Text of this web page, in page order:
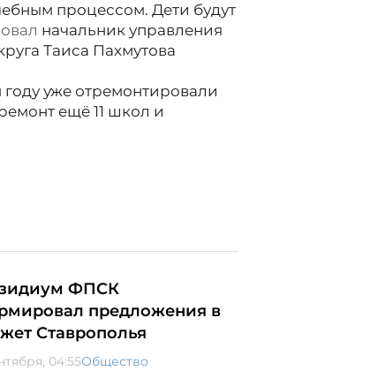
процессом. Дети будут
начальник управления
Таиса Пахмутова
году уже отремонтировали
ещё 11 школ и
ФПСК
предложения в
Ставрополья
04:55Общество